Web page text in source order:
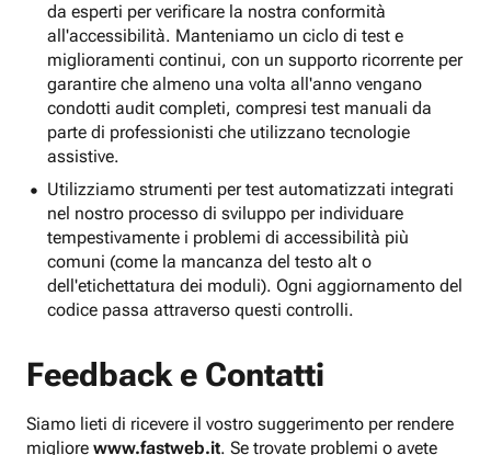
da esperti per verificare la nostra conformità
all'accessibilità. Manteniamo un ciclo di test e
miglioramenti continui, con un supporto ricorrente per
garantire che almeno una volta all'anno vengano
condotti audit completi, compresi test manuali da
parte di professionisti che utilizzano tecnologie
assistive.
Utilizziamo strumenti per test automatizzati integrati
nel nostro processo di sviluppo per individuare
tempestivamente i problemi di accessibilità più
comuni (come la mancanza del testo alt o
dell'etichettatura dei moduli). Ogni aggiornamento del
codice passa attraverso questi controlli.
Feedback e Contatti
Siamo lieti di ricevere il vostro suggerimento per rendere
migliore www.fastweb.it. Se trovate problemi o avete